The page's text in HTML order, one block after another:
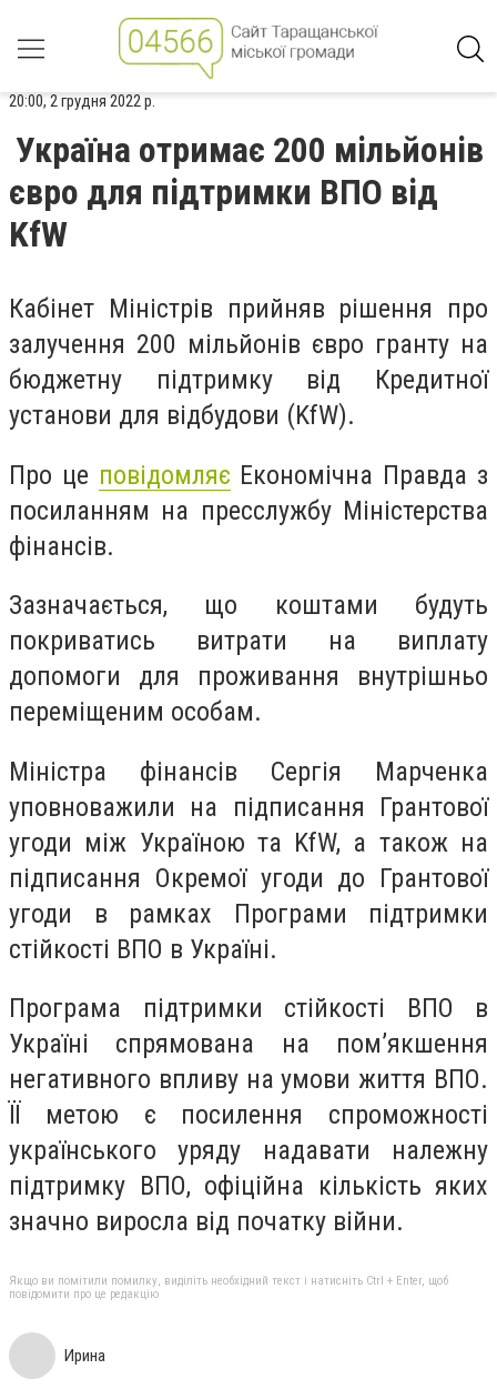
20:00, 2 грудня 2022 р.
Україна отримає 200 мільйонів
євро для підтримки ВПО від
KfW
Кабінет Міністрів прийняв рішення про
залучення 200 мільйонів євро гранту на
бюджетну підтримку від Кредитної
установи для відбудови (KfW).
Про це повідомляє Економічна Правда з
посиланням на пресслужбу Міністерства
фінансів.
Зазначається, що коштами будуть
покриватись витрати на виплату
допомоги для проживання внутрішньо
переміщеним особам.
Міністра фінансів Сергія Марченка
уповноважили на підписання Грантової
угоди між Україною та KfW, а також на
підписання Окремої угоди до Грантової
угоди в рамках Програми підтримки
стійкості ВПО в Україні.
Програма підтримки стійкості ВПО в
Україні спрямована на пом’якшення
негативного впливу на умови життя ВПО.
ЇЇ метою є посилення спроможності
українського уряду надавати належну
підтримку ВПО, офіційна кількість яких
значно виросла від початку війни.
Якщо ви помітили помилку, виділіть необхідний текст і натисніть Ctrl + Enter, щоб
повідомити про це редакцію
Ирина